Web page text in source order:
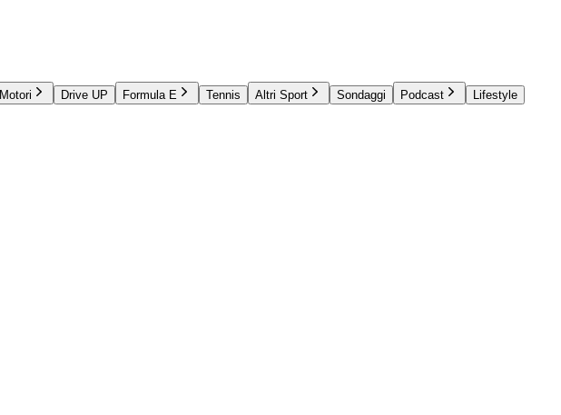
Motori Drive UP Formula E Tennis Altri Sport Sondaggi Podcast
Lifestyle